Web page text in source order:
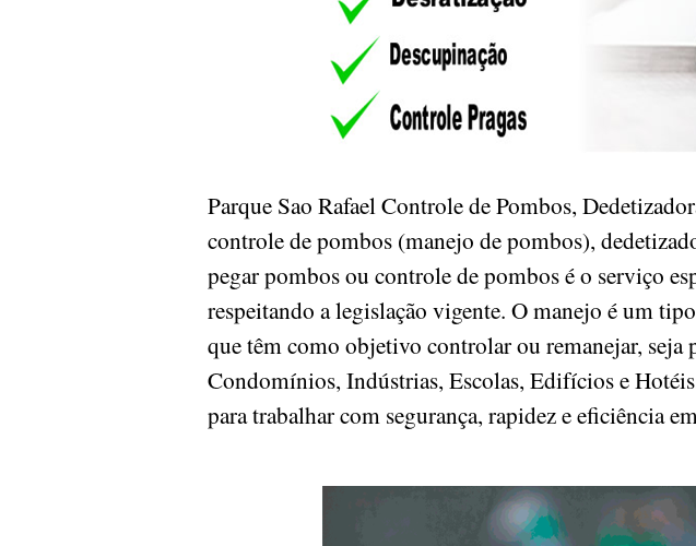
Parque Sao Rafael Controle de Pombos,
controle de pombos (manejo de pombos),
pegar pombos ou controle de pombos é o serviço
respeitando a legislação vigente. O manejo é um
que têm como objetivo controlar ou remanejar, seja
Condomínios, Indústrias, Escolas, Edifícios e
para trabalhar com segurança, rapidez e eficiência